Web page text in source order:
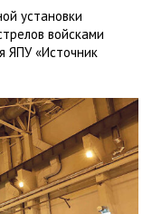
установки
войсками
ЯПУ «Источник